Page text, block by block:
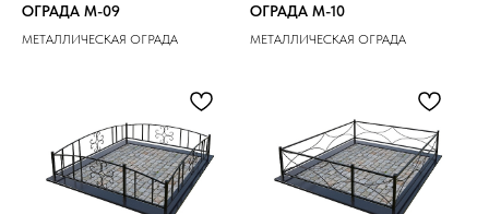
ОГРАДА M-09
МЕТАЛЛИЧЕСКАЯ ОГРАДА
ОГРАДА M-10
МЕТАЛЛИЧЕСКАЯ ОГРАДА